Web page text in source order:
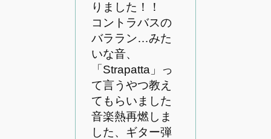
りました！！
コントラバスの
バララン…みた
いな音、
「Strapatta」っ
て言うやつ教え
てもらいました
音楽熱再燃しま
した、ギター弾